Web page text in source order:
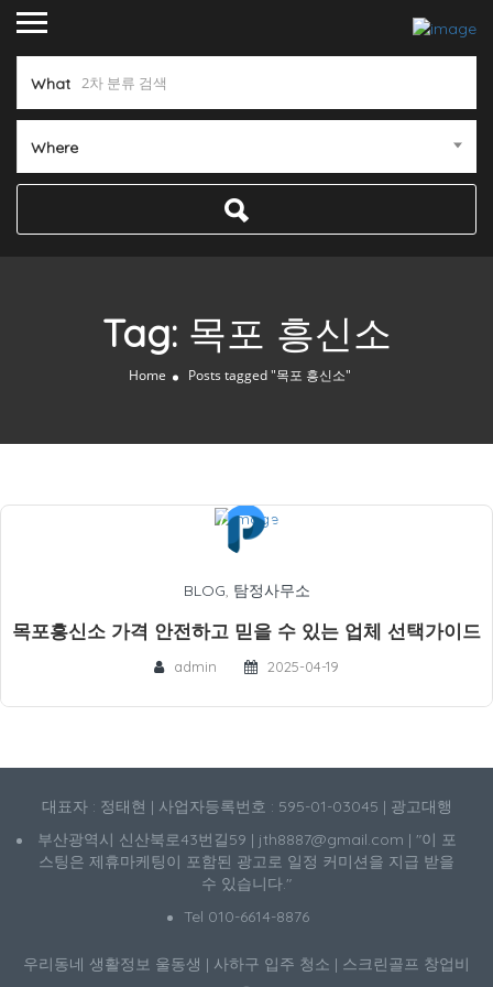
What
Where
Tag: 목포 흥신소
Home Posts tagged "목포 흥신소"
BLOG, 탐정사무소
목포흥신소 가격 안전하고 믿을 수 있는 업체 선택가이드
admin 2025-04-19
대표자 : 정태현 | 사업자등록번호 : 595-01-03045 | 광고대행
부산광역시 신산북로43번길59 | jth8887@gmail.com | "이 포
스팅은 제휴마케팅이 포함된 광고로 일정 커미션을 지급 받을
수 있습니다."
Tel 010-6614-8876
우리동네 생활정보 울동생 | 사하구 입주 청소 | 스크린골프 창업비